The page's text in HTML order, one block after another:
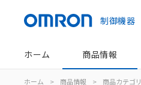
制御機器
ホーム 商品情報
ホーム > 商品情報 > 商品カテゴリ